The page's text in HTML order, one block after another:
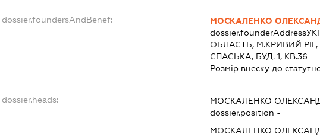
dossier.foundersAndBenef:
МОСКАЛЕНКО
dossier.founderAddress
ОБЛАСТЬ, М.КРИВИЙ
СПАСЬКА, БУД. 1, КВ.36
Розмір внеску до
dossier.heads: МОСКАЛЕНКО
dossier.position -
МОСКАЛЕНКО